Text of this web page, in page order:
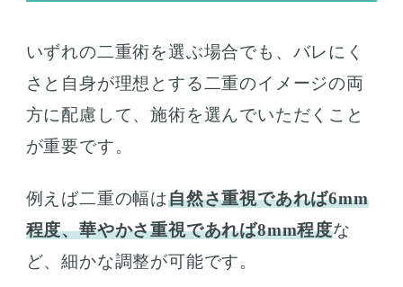
いずれの二重術を選ぶ場合でも、バレにく
さと自身が理想とする二重のイメージの両
方に配慮して、施術を選んでいただくこと
が重要です。
例えば二重の幅は自然さ重視であれば6mm
程度、華やかさ重視であれば8mm程度な
ど、細かな調整が可能です。